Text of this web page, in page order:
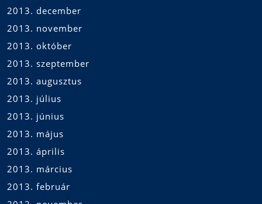
2013. december
2013. november
2013. október
2013. szeptember
2013. augusztus
2013. július
2013. június
2013. május
2013. április
2013. március
2013. február